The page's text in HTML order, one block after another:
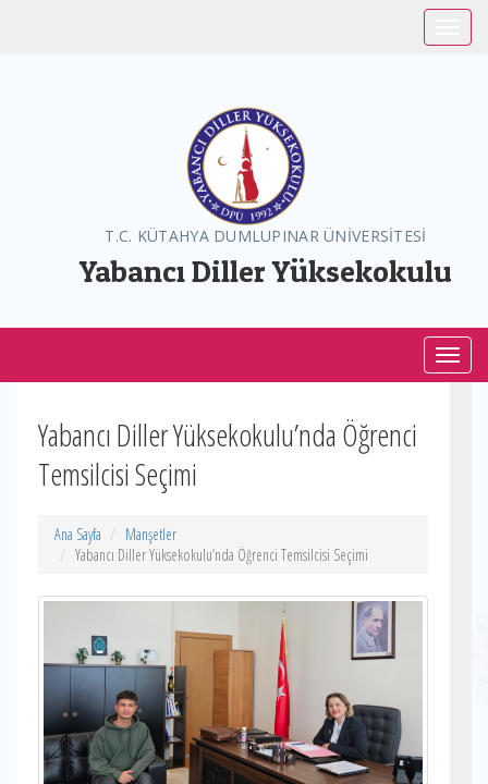
T.C. KÜTAHYA DUMLUPINAR ÜNİVERSİTESİ
Yabancı Diller Yüksekokulu
Yabancı Diller Yüksekokulu’nda Öğrenci
Temsilcisi Seçimi
Ana Sayfa
Manşetler
Yabancı Diller Yüksekokulu’nda Öğrenci Temsilcisi Seçimi